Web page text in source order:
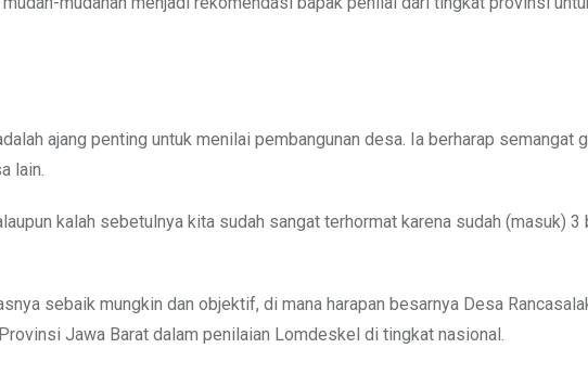
ajang penting untuk menilai pembangunan desa. Ia berharap semangat
lain.
kalah sebetulnya kita sudah sangat terhormat karena sudah (masuk) 3
sebaik mungkin dan objektif, di mana harapan besarnya Desa
Jawa Barat dalam penilaian Lomdeskel di tingkat nasional.